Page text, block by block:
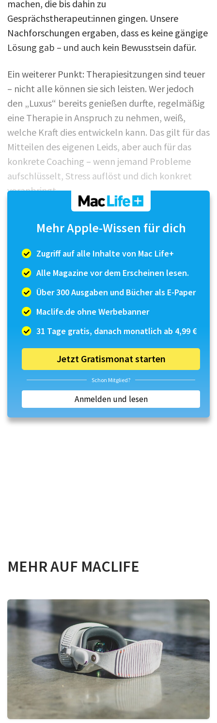
machen, die bis dahin zu
Gesprächstherapeut:innen gingen. Unsere
Nachforschungen ergaben, dass es keine gängige
Lösung gab – und auch kein Bewusstsein dafür.
Ein weiterer Punkt: Therapiesitzungen sind teuer
– nicht alle können sie sich leisten. Wer jedoch
den „Luxus“ bereits genießen durfte, regelmäßig
eine Therapie in Anspruch zu nehmen, weiß,
welche Kraft dies entwickeln kann. Das gilt für das
Mitteilen des eigenen Leids, aber auch für das
konkrete Coaching – wenn jemand Probleme
aufschlüsselt, Stress auflöst und dich konkret
voranbringt.
Herausforderungen digital angeht.
Mehr Apple-Wissen für dich
Zugriff auf alle Inhalte von Mac Life+
Alle Magazine vor dem Erscheinen lesen.
Über 300 Ausgaben und Bücher als E-Paper
Maclife.de ohne Werbebanner
31 Tage gratis, danach monatlich ab 4,99 €
Jetzt Gratismonat starten
Schon Mitglied?
Anmelden und lesen
MEHR AUF MACLIFE